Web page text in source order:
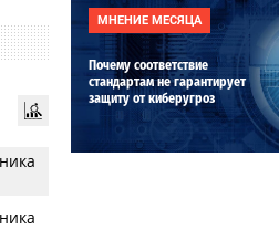
МНЕНИЕ МЕСЯЦА
Почему соответствие
стандартам не гарантирует
защиту от киберугроз